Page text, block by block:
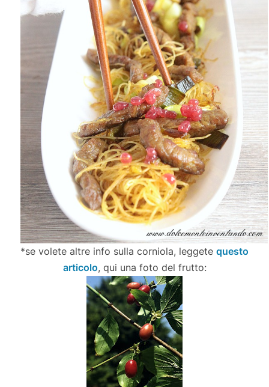
*se volete altre info sulla corniola, leggete questo
articolo, qui una foto del frutto: